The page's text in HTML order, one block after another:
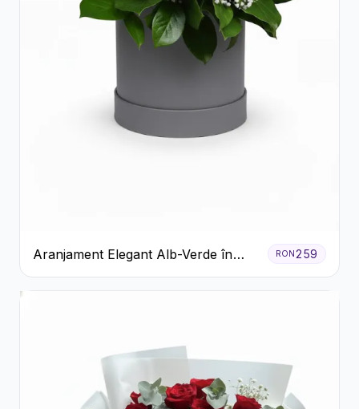
Aranjament Elegant Alb-Verde în
Cutie Gri
RON 259